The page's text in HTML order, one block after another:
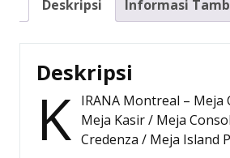
Montreal
Island
-
Kirana
Furniture
Deskripsi Informasi
Deskripsi
K IRANA Montreal – Meja
Meja Kasir / Meja
Credenza / Meja Island